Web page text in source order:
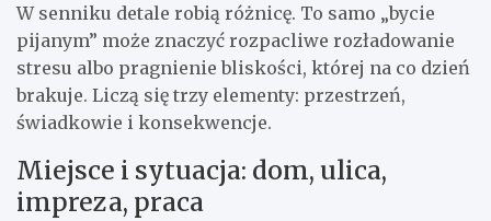
W senniku detale robią różnicę. To samo „bycie
pijanym” może znaczyć rozpacliwe rozładowanie
stresu albo pragnienie bliskości, której na co dzień
brakuje. Liczą się trzy elementy: przestrzeń,
świadkowie i konsekwencje.
Miejsce i sytuacja: dom, ulica,
impreza, praca